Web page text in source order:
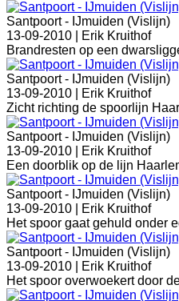
Santpoort - IJmuiden (Vislijn)
13-09-2010 |
Erik Kruithof
Brandresten op een
Santpoort - IJmuiden (Vislijn)
13-09-2010 |
Erik Kruithof
Zicht richting de spoorlijn
Santpoort - IJmuiden (Vislijn)
13-09-2010 |
Erik Kruithof
Een doorblik op de lijn
Santpoort - IJmuiden (Vislijn)
13-09-2010 |
Erik Kruithof
Het spoor gaat gehuld onder
Santpoort - IJmuiden (Vislijn)
13-09-2010 |
Erik Kruithof
Het spoor overwoekert door